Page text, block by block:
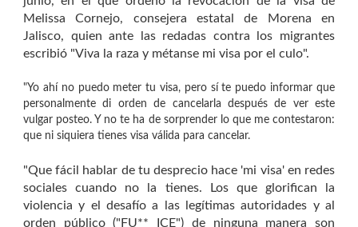
Melissa Cornejo, consejera estatal de Morena en
Jalisco, quien ante las redadas contra los migrantes
escribió "Viva la raza y métanse mi visa por el culo".
"Yo ahí no puedo meter tu visa, pero sí te puedo informar que
personalmente di orden de cancelarla después de ver este
vulgar posteo. Y no te ha de sorprender lo que me contestaron:
que ni siquiera tienes visa válida para cancelar.
"Que fácil hablar de tu desprecio hace 'mi visa' en redes
sociales cuando no la tienes. Los que glorifican la
violencia y el desafío a las legítimas autoridades y al
orden público ("FU** ICE") de ninguna manera son